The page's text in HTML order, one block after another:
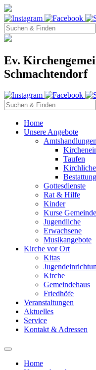
Ev.
Schmachtendorf
Home
Unsere Angebote
Amtshandlungen
Taufen
Gottesdienste
Rat & Hilfe
Kinder
Kurse
Jugendliche
Erwachsene
Musikangebote
Kirche vor Ort
Kitas
Kirche
Gemeindehaus
Friedhöfe
Veranstaltungen
Aktuelles
Service
Kontakt & Adressen
Home